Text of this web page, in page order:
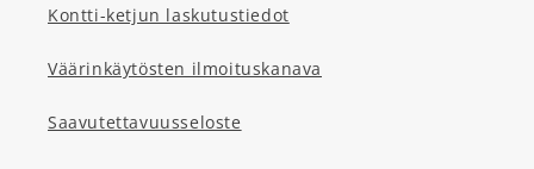
Kontti-ketjun laskutustiedot
Väärinkäytösten ilmoituskanava
Saavutettavuusseloste